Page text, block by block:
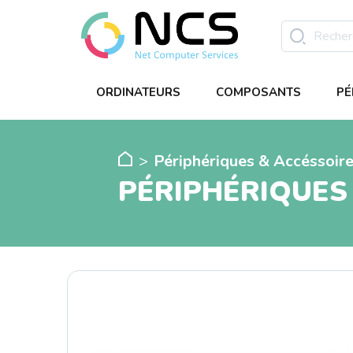
ORDINATEURS COMPOSANTS
Périphériques &